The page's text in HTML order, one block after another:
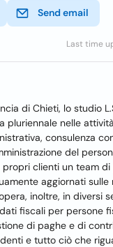
Send email
Last time
di Chieti, lo studio
pluriennale nelle
consulenza
del
propri clienti un team
aggiornati sulle
inoltre, in diversi
fiscali per persone
di paghe e di
e tutto ciò che